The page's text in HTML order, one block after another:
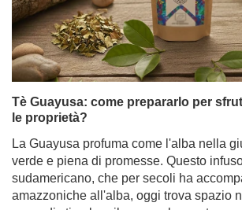
Tè Guayusa: come prepararlo per
le proprietà?
La Guayusa profuma come l'alba nella
verde e piena di promesse. Questo
sudamericano, che per secoli ha
amazzoniche all'alba, oggi trova spazio